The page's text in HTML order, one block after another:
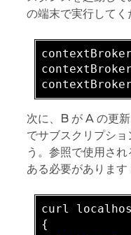
の端末で実行してく
次に、B が A の更
でサブスクリプシ
う。参照で使用さ
ある必要があります
curl
{